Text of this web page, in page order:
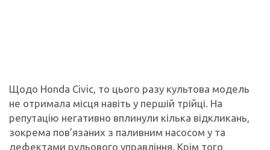
Щодо Honda Civic, то цього разу культова модель
не отримала місця навіть у першій трійці. На
репутацію негативно вплинули кілька відкликань,
зокрема пов’язаних з паливним насосом у та
дефектами рульового управління. Крім того